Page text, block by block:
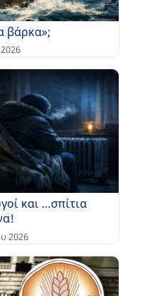
βάρκα»;
και …σπίτια
2026